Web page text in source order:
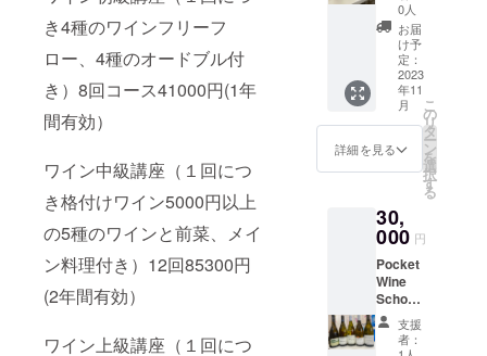
き4種のワインフリーフ
ロー、4種のオードブル付
き）8回コース41000円(1年
間有効）
ワイン中級講座（１回につ
き格付けワイン5000円以上
の5種のワインと前菜、メイ
ン料理付き）12回85300円
(2年間有効）
ワイン上級講座（１回につ
会 フ
ランス
を中心
とした
基本品
種を白5
種、赤5
意いた
しま
答解説
の後、
フラン
ス、イ
タリア
のお料
理との
ペアリ
『ソー
テル
ヌ』。
この
ソーテ
ルヌと
ヌ川を
隔てた
ている
のが
『サン
ト・ク
ロワ・
デュ・
モン地
区』で
隔てた
対岸に
位置し
ている
のが
『サン
ト・ク
ロワ・
デュ・
色い桃
の甘い
アーモ
ンドの
香ばし
さが混
ざりま
です。
マコン
やコー
トシャ
ロネー
ズのブ
ドウ使
用 3,
Langhe
2007D
OC伝統
的手法
で熟成
した
ネッビ
オーロ
の美し
蜜、
ヘーゼ
ルナッ
ツ、ア
カシア
の花な
どの繊
細な香
り。ク
リアー
で爽や
ストパ
フォー
マンス
性に優
れたブ
ルゴー
ニュ・
ブラン
イ・ラ
トゥー
ル」。
ルイ・
トゥー
ルは、
フラン
スを代
表する
ブル
ゴー
ニュ
で 最
大規模
のグラ
ン・ク
リュ
（特級
誇る、
家族経
営の
シャン
パー
ニュメ
ゾン。
熟した
アプリ
コット
せるコ
クのあ
る果実
味や蜂
蜜、黒
糖、
ナッツ
などの
複雑性
硬質さ
がな
い。柔
らかく
伸びる
酸味、
親しみ
気品が
ある。
VE(ソア
ヴェ)・
CLASSI
CO(ク
ラシコ)
ジュ
ゼッ
ペ・イ
ナマ 活
r35%)
ピノ・
ノワー
ル50
% ム
ニエ35
%
ドネ15
% J.コ
＆フィ
スは安
定した
品質。
熟した
アプリ
コット
を思わ
ンス
2011年
にはワ
インガ
イド
「ガン
ベロ
誌」よ
りべス
ン・ス
パーク
リング
を獲得
柔和な
ミネラ
ルをワ
インに
ヴィニ
ヨンブ
ランで
す。
2,AOC
d’Alsac
e
Rieslin
Alsace
地方 ブ
Rieslin
g アル
ザス
リース
リング
世界最
高峰バ
ンドー
ルロ
ゼ、
ルー
ジュ、
フラン
ス最高
、ロー
マ法王
のワイ
ンシャ
トーヌ
フデュ
パッ
プ、そ
ト・
デュ・
ローヌ
地方高
級ワイ
ンお買
い得
セット
銘醸ワ
イン5種
のお買
セット
です。
世界最
高峰バ
ンドー
ルロ
ゼ、
ルー
0人
お届
け予
定：
2023
年11
月
詳細を見る
こ
の
リ
タ
ー
ン
を
選
択
す
る
30,
000 円
Pocket
Wine
School
中級講
座ブル
ゴー
支援
者：